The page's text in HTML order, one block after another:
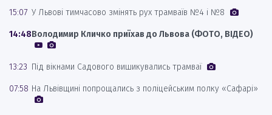
15:07 У Львові тимчасово змінять рух трамваїв №4 і №8
14:48Володимир Кличко приїхав до Львова (ФОТО, ВІДЕО)
13:23 Під вікнами Садового вишикувались трамваї
07:58 На Львівщині попрощались з поліцейським полку «Сафарі»